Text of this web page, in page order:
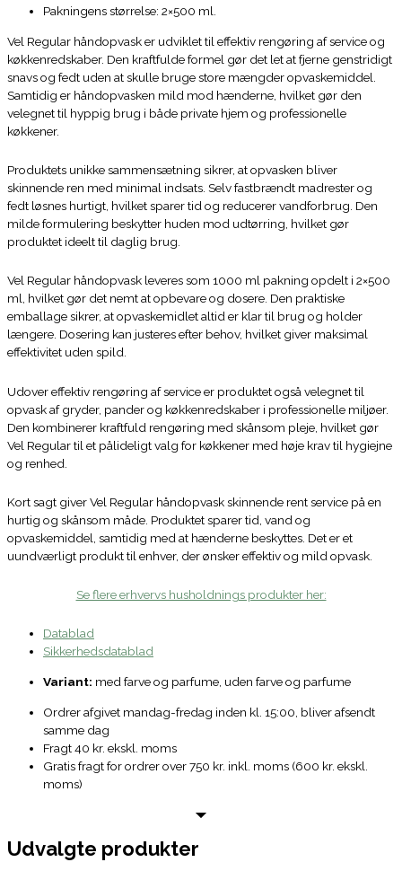
Pakningens størrelse: 2×500 ml.
Vel Regular håndopvask er udviklet til effektiv rengøring af service og
køkkenredskaber. Den kraftfulde formel gør det let at fjerne genstridigt
snavs og fedt uden at skulle bruge store mængder opvaskemiddel.
Samtidig er håndopvasken mild mod hænderne, hvilket gør den
velegnet til hyppig brug i både private hjem og professionelle
køkkener.
Produktets unikke sammensætning sikrer, at opvasken bliver
skinnende ren med minimal indsats. Selv fastbrændt madrester og
fedt løsnes hurtigt, hvilket sparer tid og reducerer vandforbrug. Den
milde formulering beskytter huden mod udtørring, hvilket gør
produktet ideelt til daglig brug.
Vel Regular håndopvask leveres som 1000 ml pakning opdelt i 2×500
ml, hvilket gør det nemt at opbevare og dosere. Den praktiske
emballage sikrer, at opvaskemidlet altid er klar til brug og holder
længere. Dosering kan justeres efter behov, hvilket giver maksimal
effektivitet uden spild.
Udover effektiv rengøring af service er produktet også velegnet til
opvask af gryder, pander og køkkenredskaber i professionelle miljøer.
Den kombinerer kraftfuld rengøring med skånsom pleje, hvilket gør
Vel Regular til et pålideligt valg for køkkener med høje krav til hygiejne
og renhed.
Kort sagt giver Vel Regular håndopvask skinnende rent service på en
hurtig og skånsom måde. Produktet sparer tid, vand og
opvaskemiddel, samtidig med at hænderne beskyttes. Det er et
uundværligt produkt til enhver, der ønsker effektiv og mild opvask.
Se flere erhvervs husholdnings produkter her:
Datablad
Sikkerhedsdatablad
Variant: med farve og parfume, uden farve og parfume
Ordrer afgivet mandag-fredag inden kl. 15:00, bliver afsendt
samme dag
Fragt 40 kr. ekskl. moms
Gratis fragt for ordrer over 750 kr. inkl. moms (600 kr. ekskl.
moms)
Udvalgte produkter